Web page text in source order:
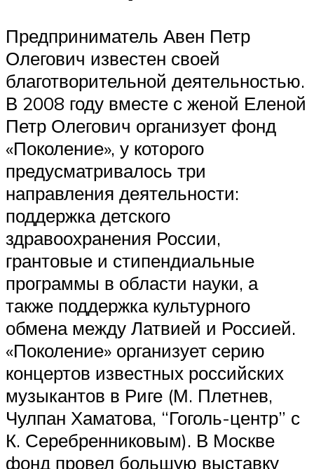
Предприниматель Авен Петр
Олегович известен своей
благотворительной деятельностью.
В 2008 году вместе с женой Еленой
Петр Олегович организует фонд
«Поколение», у которого
предусматривалось три
направления деятельности:
поддержка детского
здравоохранения России,
грантовые и стипендиальные
программы в области науки, а
также поддержка культурного
обмена между Латвией и Россией.
«Поколение» организует серию
концертов известных российских
музыкантов в Риге (М. Плетнев,
Чулпан Хаматова, “Гоголь-центр” с
К. Серебренниковым). В Москве
фонд провел большую выставку